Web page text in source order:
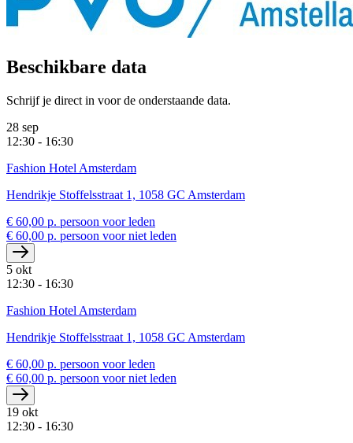
Beschikbare data
Schrijf je direct in voor de onderstaande data.
28 sep
12:30 - 16:30
Fashion Hotel Amsterdam
Hendrikje Stoffelsstraat 1, 1058 GC Amsterdam
€ 60,00 p. persoon voor leden
€ 60,00 p. persoon voor niet leden
5 okt
12:30 - 16:30
Fashion Hotel Amsterdam
Hendrikje Stoffelsstraat 1, 1058 GC Amsterdam
€ 60,00 p. persoon voor leden
€ 60,00 p. persoon voor niet leden
19 okt
12:30 - 16:30